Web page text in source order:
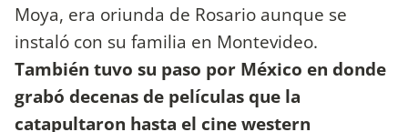
Moya, era oriunda de Rosario aunque se
instaló con su familia en Montevideo.
También tuvo su paso por México en donde
grabó decenas de películas que la
catapultaron hasta el cine western